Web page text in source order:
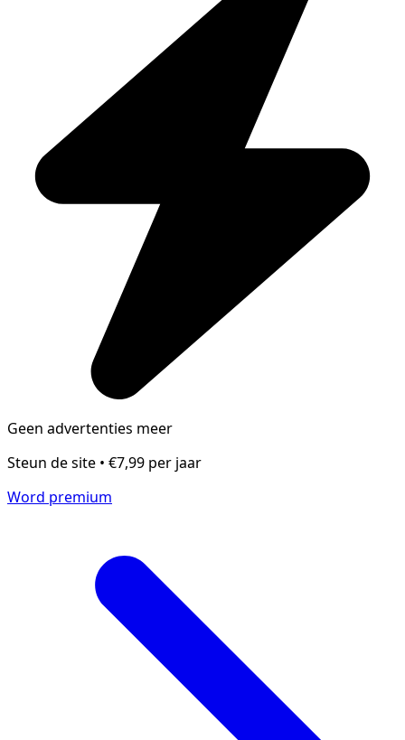
Geen advertenties meer
Steun de site • €7,99 per jaar
Word premium